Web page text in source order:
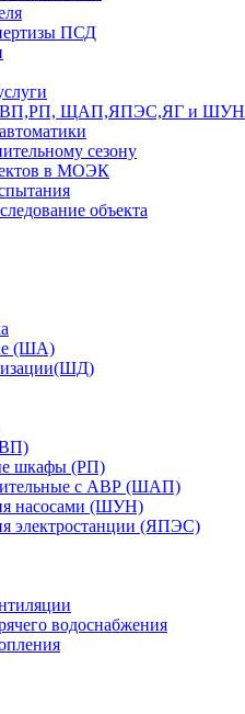
ПСД
ВП,РП, ЩАП,ЯПЭС,ЯГ и ШУН
сезону
в МОЭК
объекта
(ША)
шкафы (РП)
с АВР (ШАП)
насосами (ШУН)
электростанции (ЯПЭС)
водоснабжения